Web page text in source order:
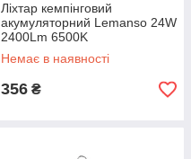
Ліхтар кемпінговий
акумуляторний Lemanso 24W
2400Lm 6500K
Немає в наявності
356 ₴